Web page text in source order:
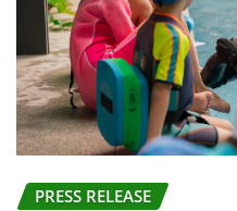
PRESS RELEASE